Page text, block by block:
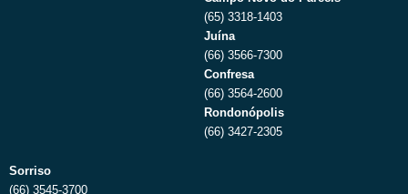
(65) 3318-1403
Juína
(66) 3566-7300
Confresa
(66) 3564-2600
Rondonópolis
(66) 3427-2305
Sorriso
(66) 3545-3700